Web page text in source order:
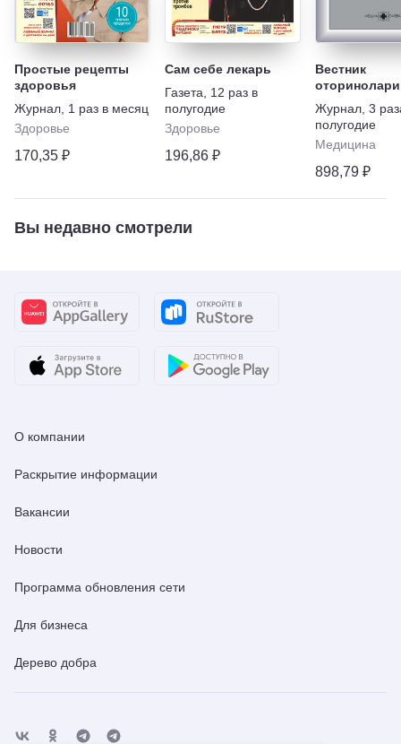
Простые рецепты
здоровья
Журнал 1 раз в месяц
Здоровье
170,35 ₽
Сам себе лекарь
Газета
12 раз в
полугодие
Здоровье
196,86 ₽
Вестник
Журнал 3
полугодие
Медицина
898,79 ₽
Вы недавно смотрели
О компании
Раскрытие информации
Вакансии
Новости
Программа обновления сети
Для бизнеса
Дерево добра